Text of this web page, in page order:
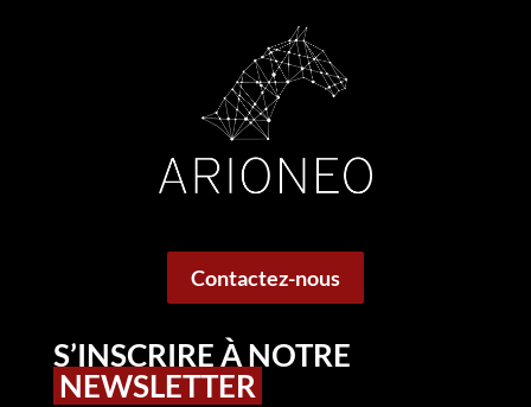
Contactez-nous
S’INSCRIRE À NOTRE
NEWSLETTER